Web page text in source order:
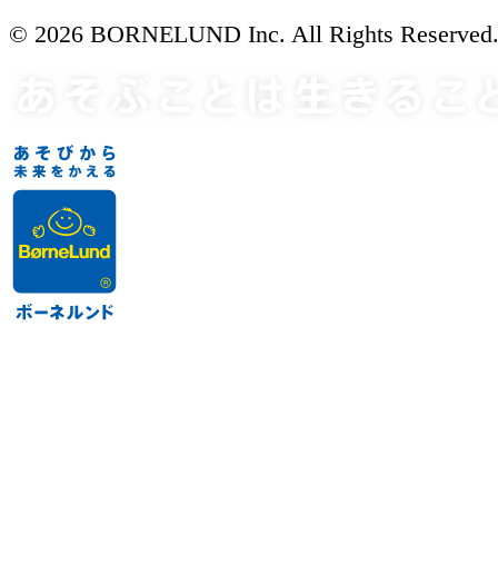
© 2026 BORNELUND Inc. All Rights Reserved.